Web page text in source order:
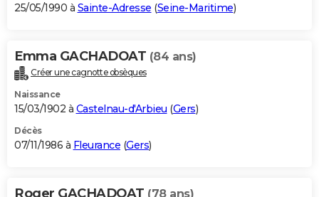
25/05/1990 à Sainte-Adresse (Seine-Maritime)
Emma GACHADOAT (84 ans)
Créer une cagnotte obsèques
Naissance
15/03/1902 à Castelnau-d'Arbieu (Gers)
Décès
07/11/1986 à Fleurance (Gers)
Roger GACHADOAT (78 ans)